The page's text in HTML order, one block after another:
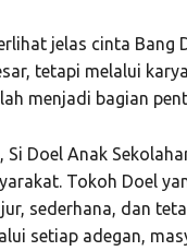
jelas cinta Bang
tetapi melalui
menjadi bagian
Si Doel Anak
Tokoh Doel
sederhana, dan
setiap adegan,